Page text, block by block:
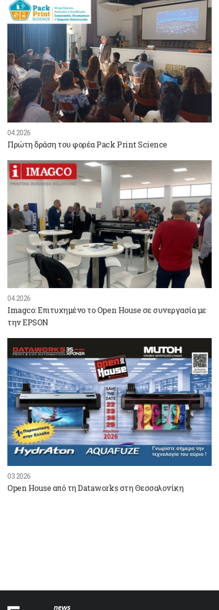
04.2026
Πρώτη δράση του φορέα Pack Print Science
04.2026
Imagco: Επιτυχημένο το Open House σε συνεργασία με
την EPSON
03.2026
Open House από τη Dataworks στη Θεσσαλονίκη